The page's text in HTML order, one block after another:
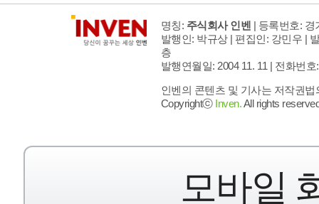
명칭: 주식회사 인벤 | 등록번호: 경
발행인: 박규상 | 편집인: 강민우 |
층
발행연월일: 2004 11. 11 | 전화번호
인벤의 콘텐츠 및 기사는 저작권
Copyrightⓒ Inven.All rights
모바일